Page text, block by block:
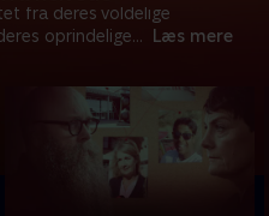
fra deres voldelige
oprindelige... Læs mere